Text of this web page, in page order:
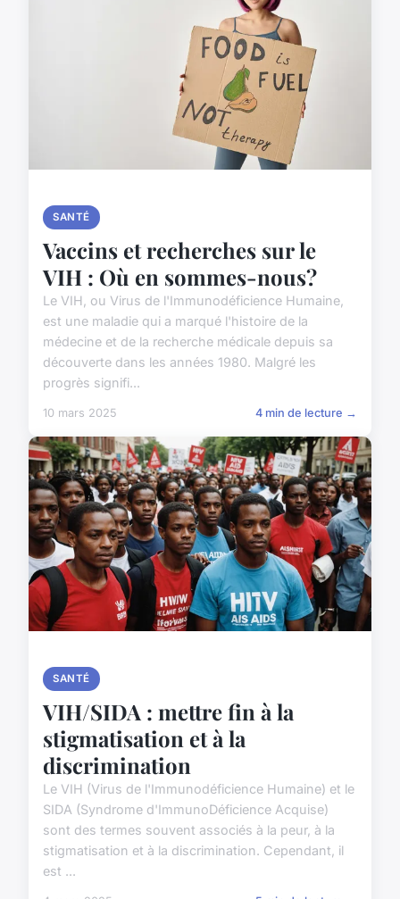
SANTÉ
Vaccins et recherches sur le
VIH : Où en sommes-nous?
Le VIH, ou Virus de l'Immunodéficience Humaine,
est une maladie qui a marqué l'histoire de la
médecine et de la recherche médicale depuis sa
découverte dans les années 1980. Malgré les
progrès signifi...
10 mars 2025 4 min de lecture →
SANTÉ
VIH/SIDA : mettre fin à la
stigmatisation et à la
discrimination
Le VIH (Virus de l'Immunodéficience Humaine) et le
SIDA (Syndrome d'ImmunoDéficience Acquise)
sont des termes souvent associés à la peur, à la
stigmatisation et à la discrimination. Cependant, il
est ...